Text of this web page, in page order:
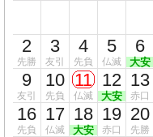
2
先勝
3
友引
4
先負
5
仏滅
6
大安
9
友引
10
先負
11
仏滅
12
大安
13
赤口
16
先負
17
仏滅
18
大安
19
赤口
20
先勝